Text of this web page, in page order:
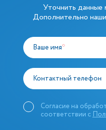
Уточнить
Дополнительно
Ваше имя*
Контактный телефон
Согласие на
соответствии с